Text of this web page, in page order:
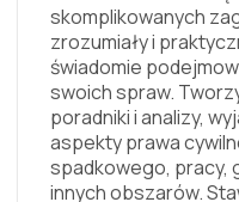
skomplikowanych
zrozumiały i
świadomie
swoich spraw.
poradniki i analizy,
aspekty prawa
spadkowego, pracy,
innych obszarów.